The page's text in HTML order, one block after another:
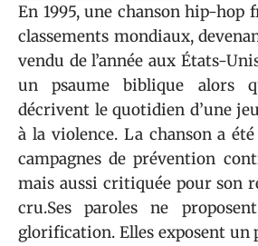
En 1995, une chanson hip-hop
classements mondiaux,
vendu de l’année aux États-
un psaume biblique alors
décrivent le quotidien d’une
à la violence. La chanson a
campagnes de prévention
mais aussi critiquée pour son
cru.Ses paroles ne
glorification. Elles exposent un